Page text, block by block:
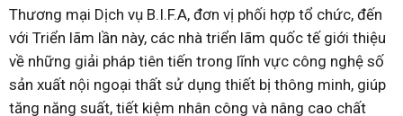
Thương mại Dịch vụ B.I.F.A, đơn vị phối hợp tổ chức, đến
với Triển lãm lần này, các nhà triển lãm quốc tế giới thiệu
về những giải pháp tiên tiến trong lĩnh vực công nghệ số
sản xuất nội ngoại thất sử dụng thiết bị thông minh, giúp
tăng năng suất, tiết kiệm nhân công và nâng cao chất